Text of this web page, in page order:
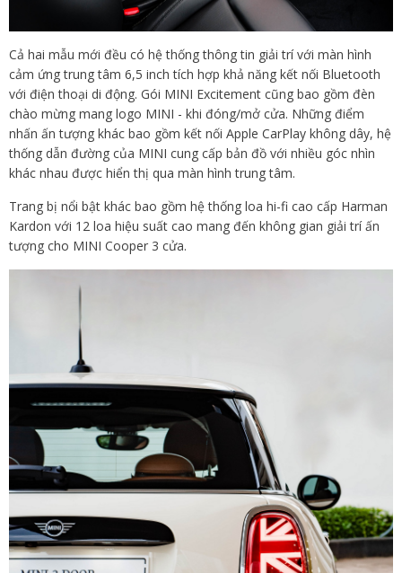
Cả hai mẫu mới đều có hệ thống thông tin giải trí với màn hình
cảm ứng trung tâm 6,5 inch tích hợp khả năng kết nối Bluetooth
với điện thoại di động. Gói MINI Excitement cũng bao gồm đèn
chào mừng mang logo MINI - khi đóng/mở cửa. Những điểm
nhấn ấn tượng khác bao gồm kết nối Apple CarPlay không dây, hệ
thống dẫn đường của MINI cung cấp bản đồ với nhiều góc nhìn
khác nhau được hiển thị qua màn hình trung tâm.
Trang bị nổi bật khác bao gồm hệ thống loa hi-fi cao cấp Harman
Kardon với 12 loa hiệu suất cao mang đến không gian giải trí ấn
tượng cho MINI Cooper 3 cửa.